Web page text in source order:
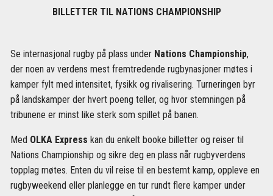
BILLETTER TIL NATIONS CHAMPIONSHIP
Se internasjonal rugby på plass under Nations Championship,
der noen av verdens mest fremtredende rugbynasjoner møtes i
kamper fylt med intensitet, fysikk og rivalisering. Turneringen byr
på landskamper der hvert poeng teller, og hvor stemningen på
tribunene er minst like sterk som spillet på banen.
Med OLKA Express kan du enkelt booke billetter og reiser til
Nations Championship og sikre deg en plass når rugbyverdens
topplag møtes. Enten du vil reise til en bestemt kamp, oppleve en
rugbyweekend eller planlegge en tur rundt flere kamper under